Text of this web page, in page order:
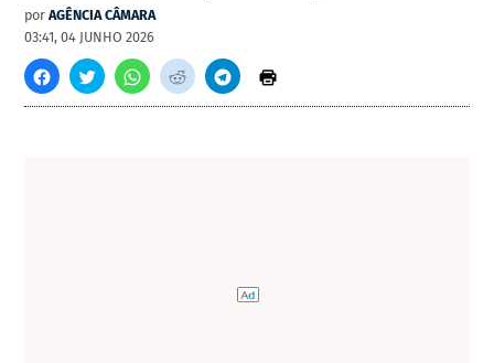
por AGÊNCIA CÂMARA
03:41, 04 JUNHO 2026